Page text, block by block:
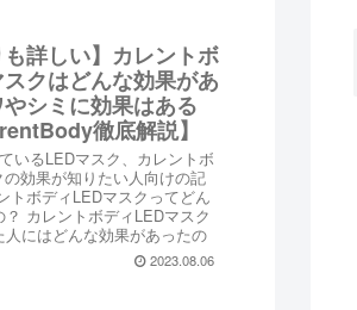
も詳しい】カレントボ
クはどんな効果があ
シミに効果はある
徹底解説】
いるLEDマスク、カレントボ
効果が知りたい人向けの記
トボディLEDマスクってどん
カレントボディLEDマスク
人にはどんな効果があったの
2023.08.06